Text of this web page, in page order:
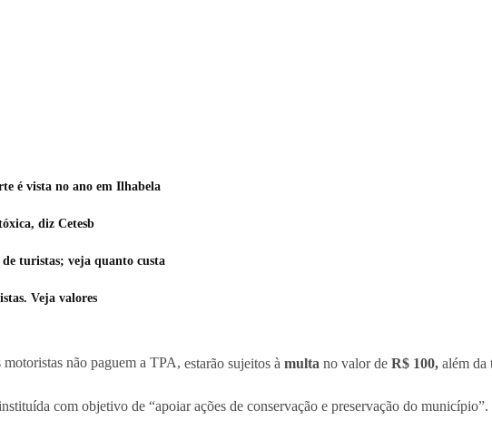
é vista no ano em Ilhabela
diz Cetesb
turistas; veja quanto custa
Veja valores
não paguem a TPA, estarão sujeitos à multa no valor de R$ 100, além da
com objetivo de “apoiar ações de conservação e preservação do município”.